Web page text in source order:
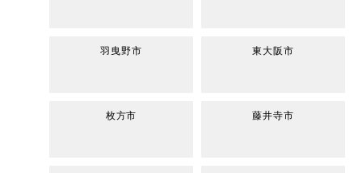
羽曳野市 東大阪市
枚方市 藤井寺市